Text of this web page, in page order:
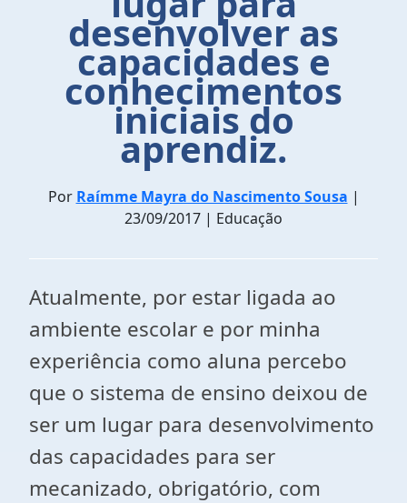
desenvolver as
capacidades e
conhecimentos
iniciais do
aprendiz.
Por Raímme Mayra do Nascimento Sousa |
23/09/2017 | Educação
Atualmente, por estar ligada ao
ambiente escolar e por minha
experiência como aluna percebo
que o sistema de ensino deixou de
ser um lugar para desenvolvimento
das capacidades para ser
mecanizado, obrigatório, com